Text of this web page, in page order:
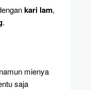
kari lam,
.
mienya
saja